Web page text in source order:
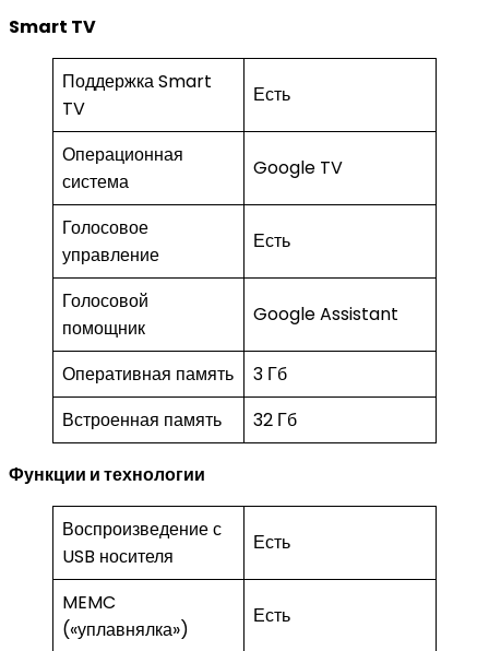
Smart TV
Поддержка Smart
TV
Есть
Операционная
система
Google TV
Голосовое
управление
Есть
Голосовой
помощник
Google Assistant
Оперативная память
3 Гб
Встроенная память
32 Гб
Функции и технологии
Воспроизведение с
USB носителя
Есть
MEMC
(«уплавнялка»)
Есть